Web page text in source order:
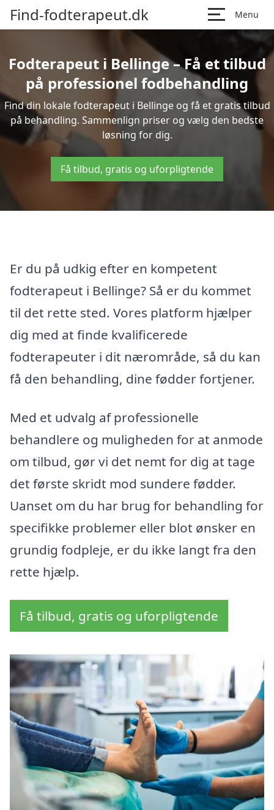
Find-fodterapeut.dk Menu
Fodterapeut i Bellinge – Få et tilbud
på professionel fodbehandling
Find din lokale fodterapeut i Bellinge og få et gratis tilbud
på behandling. Sammenlign priser og vælg den bedste
løsning for dig.
Få tilbud, gratis og uforpligtende
Er du på udkig efter en kompetent
fodterapeut i Bellinge? Så er du kommet
til det rette sted. Vores platform hjælper
dig med at finde kvalificerede
fodterapeuter i dit nærområde, så du kan
få den behandling, dine fødder fortjener.
Med et udvalg af professionelle
behandlere og muligheden for at anmode
om tilbud, gør vi det nemt for dig at tage
det første skridt mod sundere fødder.
Uanset om du har brug for behandling for
specifikke problemer eller blot ønsker en
grundig fodpleje, er du ikke langt fra den
rette hjælp.
Få tilbud, gratis og uforpligtende